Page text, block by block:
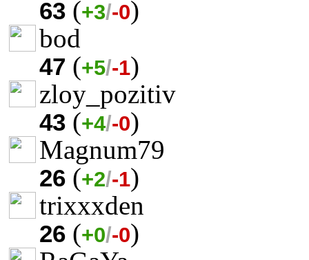
63 (+3/-0)
bod
47 (+5/-1)
zloy_pozitiv
43 (+4/-0)
Magnum79
26 (+2/-1)
trixxxden
26 (+0/-0)